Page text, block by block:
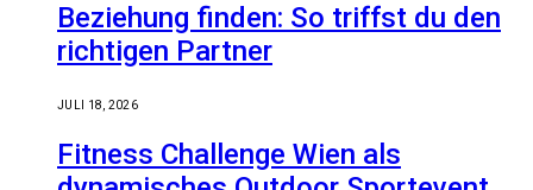
Beziehung finden: So triffst du den
richtigen Partner
JULI 18, 2026
Fitness Challenge Wien als